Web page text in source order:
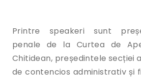
Printre speakeri sunt
penale de la Curtea de
Chitidean, președintele secției
de contencios administrativ și